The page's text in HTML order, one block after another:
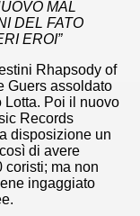
MAL
DEL FATO
EROI”
Rhapsody of
Guers assoldato
Lotta. Poi il nuovo
Records
disposizione un
di avere
coristi; ma non
ingaggiato
poter incastrare
2013.
allevati.